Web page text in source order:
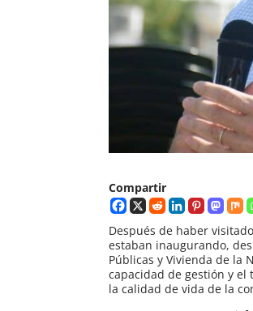
Compartir
Después de haber
estaban inaugurando,
Públicas y Vivienda de la
capacidad de gestión y
la calidad de vida de la